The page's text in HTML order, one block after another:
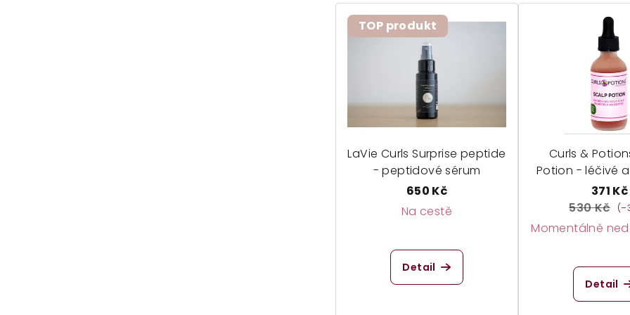
TOP produkt
LaVie Curls Surprise peptide
- peptidové sérum
650 Kč
Na cestě
hodnocení
produktu
je
Detail
Curls &
Potion - léčivé
sérum
371 Kč
530 Kč
Momentálně
Detail